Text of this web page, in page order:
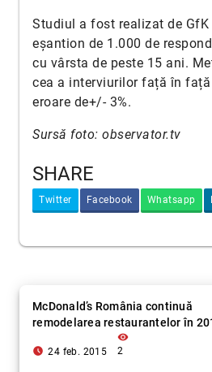
Studiul a fost realizat de GfK
eșantion de 1.000 de
cu vârsta de peste 15 ani.
cea a interviurilor față în
eroare de+/- 3%.
Sursă foto: observator.tv
SHARE
Twitter Facebook Whatsapp
McDonald’s România continuă
remodelarea restaurantelor în
access_time_filled 24 feb. 2015
visibility
2